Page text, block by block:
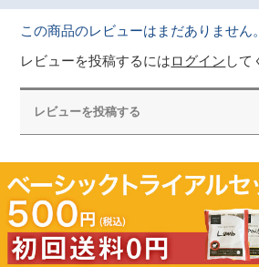
この商品のレビューはまだありません。
レビューを投稿するにはログイン して
レビューを投稿する